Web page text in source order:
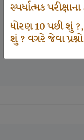
સ્પર્ધાત્મક
ધોરણ 10 પછી શું
શું ? વગરે જેવા